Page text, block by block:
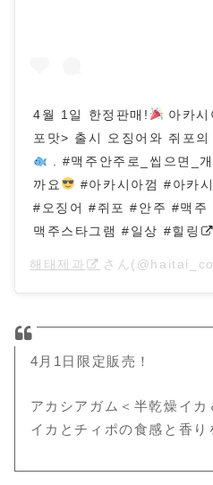
4월 1일 한정판매!
아카
포맛> 출시 오징어와 쥐포
. #맥주안주로_씹으면_
까요
#아카시아껌 #아카
#오징어 #쥐포 #안주 #맥주
맥주스타그램 #일상 #힐링
해태제과 さん
4月1日限定販売！
アカシアガム＜半乾燥イカ
イカとチィポの食感と香り